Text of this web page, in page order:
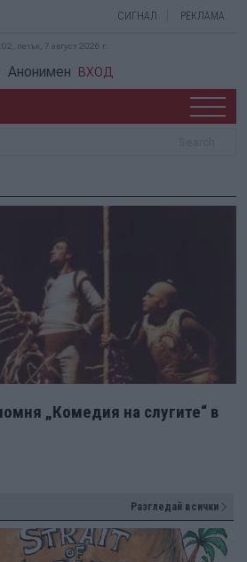
СИГНАЛ РЕКЛАМА
петък, 7 август 2026 г.
Анонимен ВХОД
„Комедия на слугите“ в
Разгледай всички